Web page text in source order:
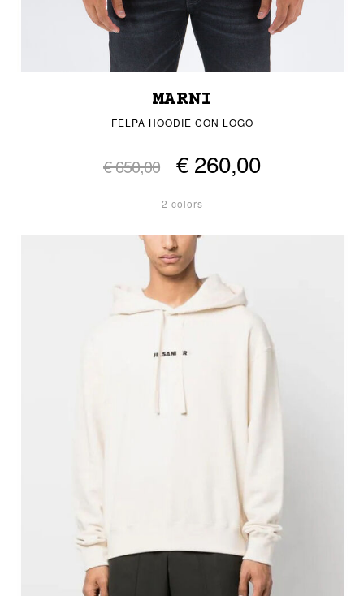
MARNI
FELPA HOODIE CON LOGO
€ 650,00 € 260,00
2 colors